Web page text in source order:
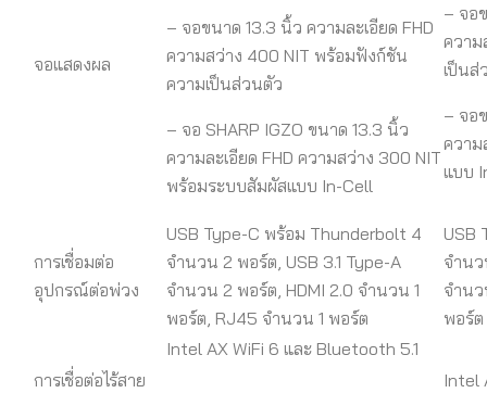
จอแสดงผล
– จอขนาด 13.3 นิ้ว ความละเอียด FHD
ความสว่าง 400 NIT พร้อมฟังก์ชัน
ความเป็นส่วนตัว
– จอ SHARP IGZO ขนาด 13.3 นิ้ว
ความละเอียด FHD ความสว่าง 300 NIT
พร้อมระบบสัมผัสแบบ In-Cell
– จอ
ควา
เป็นส่
– จอ
ควา
แบบ
การเชื่อมต่อ
อุปกรณ์ต่อพ่วง
USB Type-C พร้อม Thunderbolt 4
จำนวน 2 พอร์ต, USB 3.1 Type-A
จำนวน 2 พอร์ต, HDMI 2.0 จำนวน 1
พอร์ต, RJ45 จำนวน 1 พอร์ต
USB
จำนว
จำนว
พอร์ต
การเชื่อต่อไร้สาย
Intel AX WiFi 6 และ Bluetooth 5.1
Intel